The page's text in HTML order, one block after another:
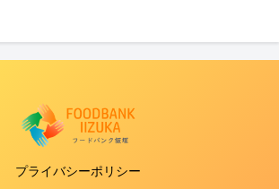
プライバシーポリシー